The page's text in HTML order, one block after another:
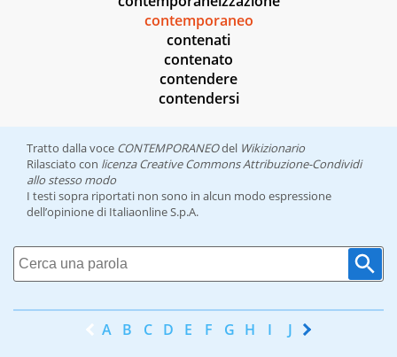
contemporaneo
contenati
contenato
contendere
contendersi
Tratto dalla voce CONTEMPORANEOdel Wikizionario
Rilasciato con licenza Creative Commons Attribuzione-Condividi
allo stesso modo
I testi sopra riportati non sono in alcun modo espressione
dell’opinione di Italiaonline S.p.A.
A B C D E F G H I J K